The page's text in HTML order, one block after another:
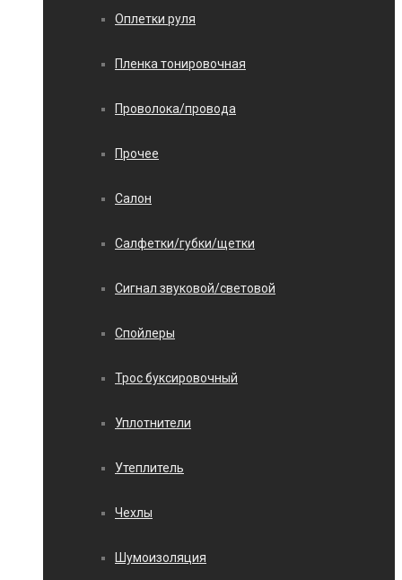
Оплетки руля
Пленка тонировочная
Проволока/провода
Прочее
Салон
Салфетки/губки/щетки
Сигнал звуковой/световой
Спойлеры
Трос буксировочный
Уплотнители
Утеплитель
Чехлы
Шумоизоляция